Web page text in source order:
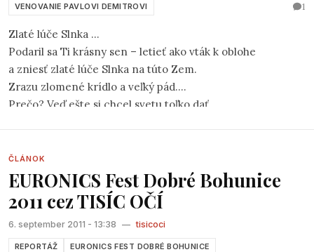
spôsobom originálny. Všetkých vystupujúcich však spájal
naopak sa z nej svojou pozíciou vyčleňujú.
VENOVANIE PAVLOVI DEMITROVI 1
Zlaté lúče Slnka ...
Podaril sa Ti krásny sen – letieť ako vták k oblohe
a zniesť zlaté lúče Slnka na túto Zem.
Zrazu zlomené krídlo a veľký pád.
Prečo? Veď ešte si chcel svetu toľko dať.
veď výhry boli krédom Tvojho života.
ČLÁNOK
EURONICS Fest Dobré Bohunice
2011 cez TISÍC OČÍ
6. september 2011 - 13:38 — tisicoci
REPORTÁŽ
EURONICS FEST DOBRÉ BOHUNICE